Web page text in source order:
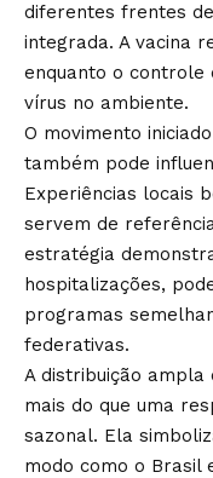
diferentes frentes
integrada. A vacina
enquanto o controle
vírus no ambiente.
O movimento
também pode
Experiências locais
servem de
estratégia
hospitalizações,
programas
federativas.
A distribuição
mais do que uma
sazonal. Ela
modo como o Brasil